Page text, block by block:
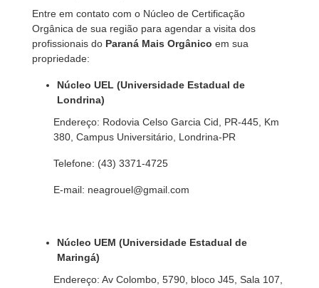
Entre em contato com o Núcleo de Certificação
Orgânica de sua região para agendar a visita dos
profissionais do Paraná Mais Orgânico em sua
propriedade:
Núcleo UEL (Universidade Estadual de
Londrina)
Endereço: Rodovia Celso Garcia Cid, PR-445, Km
380, Campus Universitário, Londrina-PR
Telefone: (43) 3371-4725
E-mail: neagrouel@gmail.com
Núcleo UEM (Universidade Estadual de
Maringá)
Endereço: Av Colombo, 5790, bloco J45, Sala 107,